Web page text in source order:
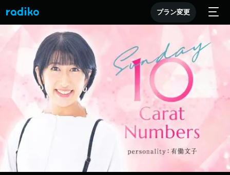
プラン変更